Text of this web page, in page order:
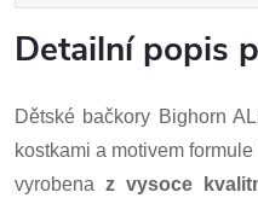
Detailní popis
Dětské bačkory Bighorn
kostkami a motivem
vyrobenaz vysoce